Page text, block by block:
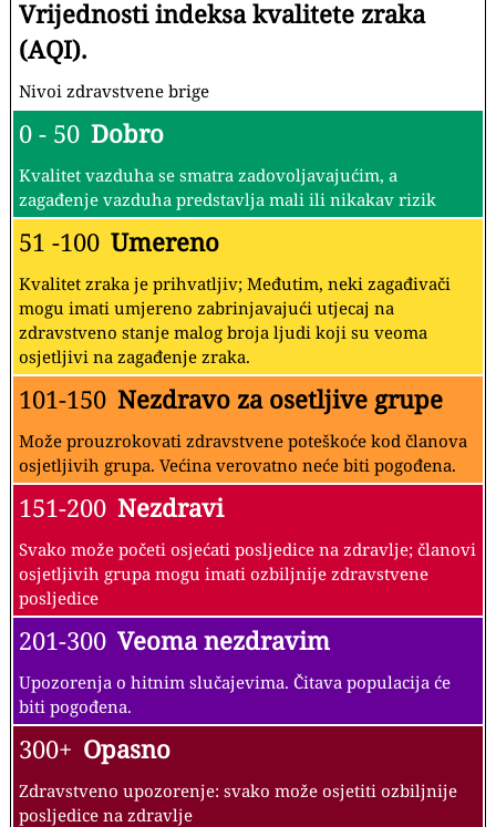
Vrijednosti indeksa kvalitete zraka
(AQI).
Nivoi zdravstvene brige
0 - 50 Dobro
Kvalitet vazduha se smatra zadovoljavajućim, a
zagađenje vazduha predstavlja mali ili nikakav rizik
51 -100 Umereno
Kvalitet zraka je prihvatljiv; Međutim, neki zagađivači
mogu imati umjereno zabrinjavajući utjecaj na
zdravstveno stanje malog broja ljudi koji su veoma
osjetljivi na zagađenje zraka.
101-150 Nezdravo za osetljive grupe
Može prouzrokovati zdravstvene poteškoće kod članova
osjetljivih grupa. Većina verovatno neće biti pogođena.
151-200 Nezdravi
Svako može početi osjećati posljedice na zdravlje; članovi
osjetljivih grupa mogu imati ozbiljnije zdravstvene
posljedice
201-300 Veoma nezdravim
Upozorenja o hitnim slučajevima. Čitava populacija će
biti pogođena.
300+ Opasno
Zdravstveno upozorenje: svako može osjetiti ozbiljnije
posljedice na zdravlje